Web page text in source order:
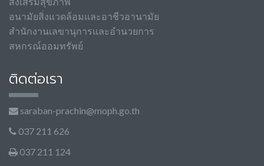
อนามัยสิ่งแวดล้อมและอาชีวอานามัย
สำนักงานเลขานุการและอำนวยการ
สหกรณ์ออมทรัพย์
ติดต่อเรา
saraban-prachin@moph.go.th
037 211 626
037 211 124